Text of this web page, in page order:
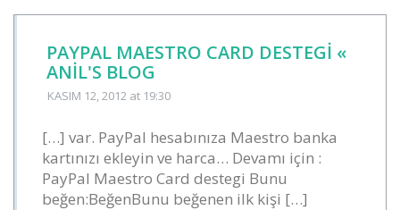
PAYPAL MAESTRO CARD DESTEGI «
ANIL'S BLOG
KASIM 12, 2012 at 19:30
[…] var. PayPal hesabınıza Maestro banka
kartınızı ekleyin ve harca… Devamı için :
PayPal Maestro Card destegi Bunu
beğen:BeğenBunu beğenen ilk kişi […]